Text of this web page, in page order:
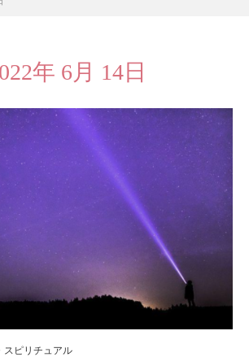
年 6月 14日
スピリチュアル